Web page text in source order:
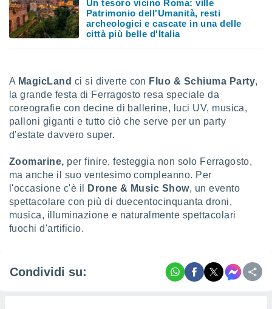
Un tesoro vicino Roma: ville
Patrimonio dell'Umanità, resti
archeologici e cascate in una delle
città più belle d'Italia
A MagicLand ci si diverte con Fluo & Schiuma Party,
la grande festa di Ferragosto resa speciale da
coreografie con decine di ballerine, luci UV, musica,
palloni giganti e tutto ciò che serve per un party
d'estate davvero super.
Zoomarine, per finire, festeggia non solo Ferragosto,
ma anche il suo ventesimo compleanno. Per
l'occasione c'è il
Drone & Music Show, un evento
spettacolare con più di duecentocinquanta droni,
musica, illuminazione e naturalmente spettacolari
fuochi d'artificio.
Condividi su: